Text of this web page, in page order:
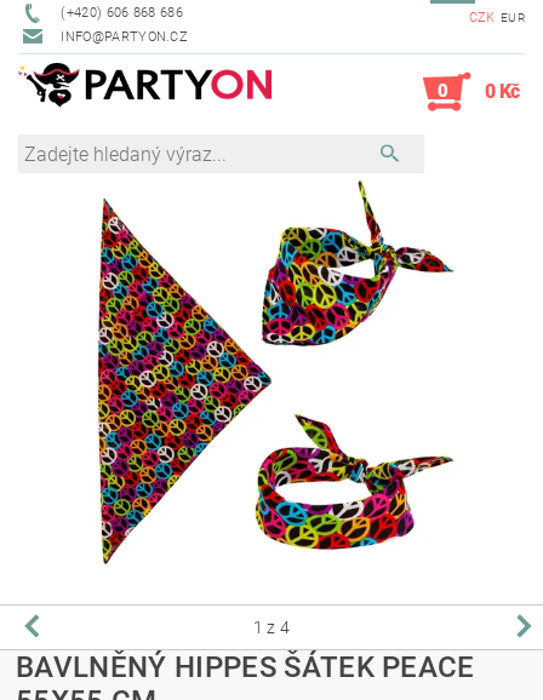
(+420) 606 868 686
INFO@PARTYON.CZ
CZK EUR
0 0 Kč
1 z 4
BAVLNĚNÝ HIPPES ŠÁTEK PEACE